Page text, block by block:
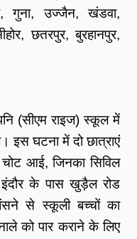
गुना, उज्जैन, खंडवा,
छतरपुर, बुरहानपुर,
(सीएम राइज) स्कूल में
इस घटना में दो छात्राएं
आई, जिनका सिविल
के पास खुड़ैल रोड
से स्कूली बच्चों का
को पार कराने के लिए